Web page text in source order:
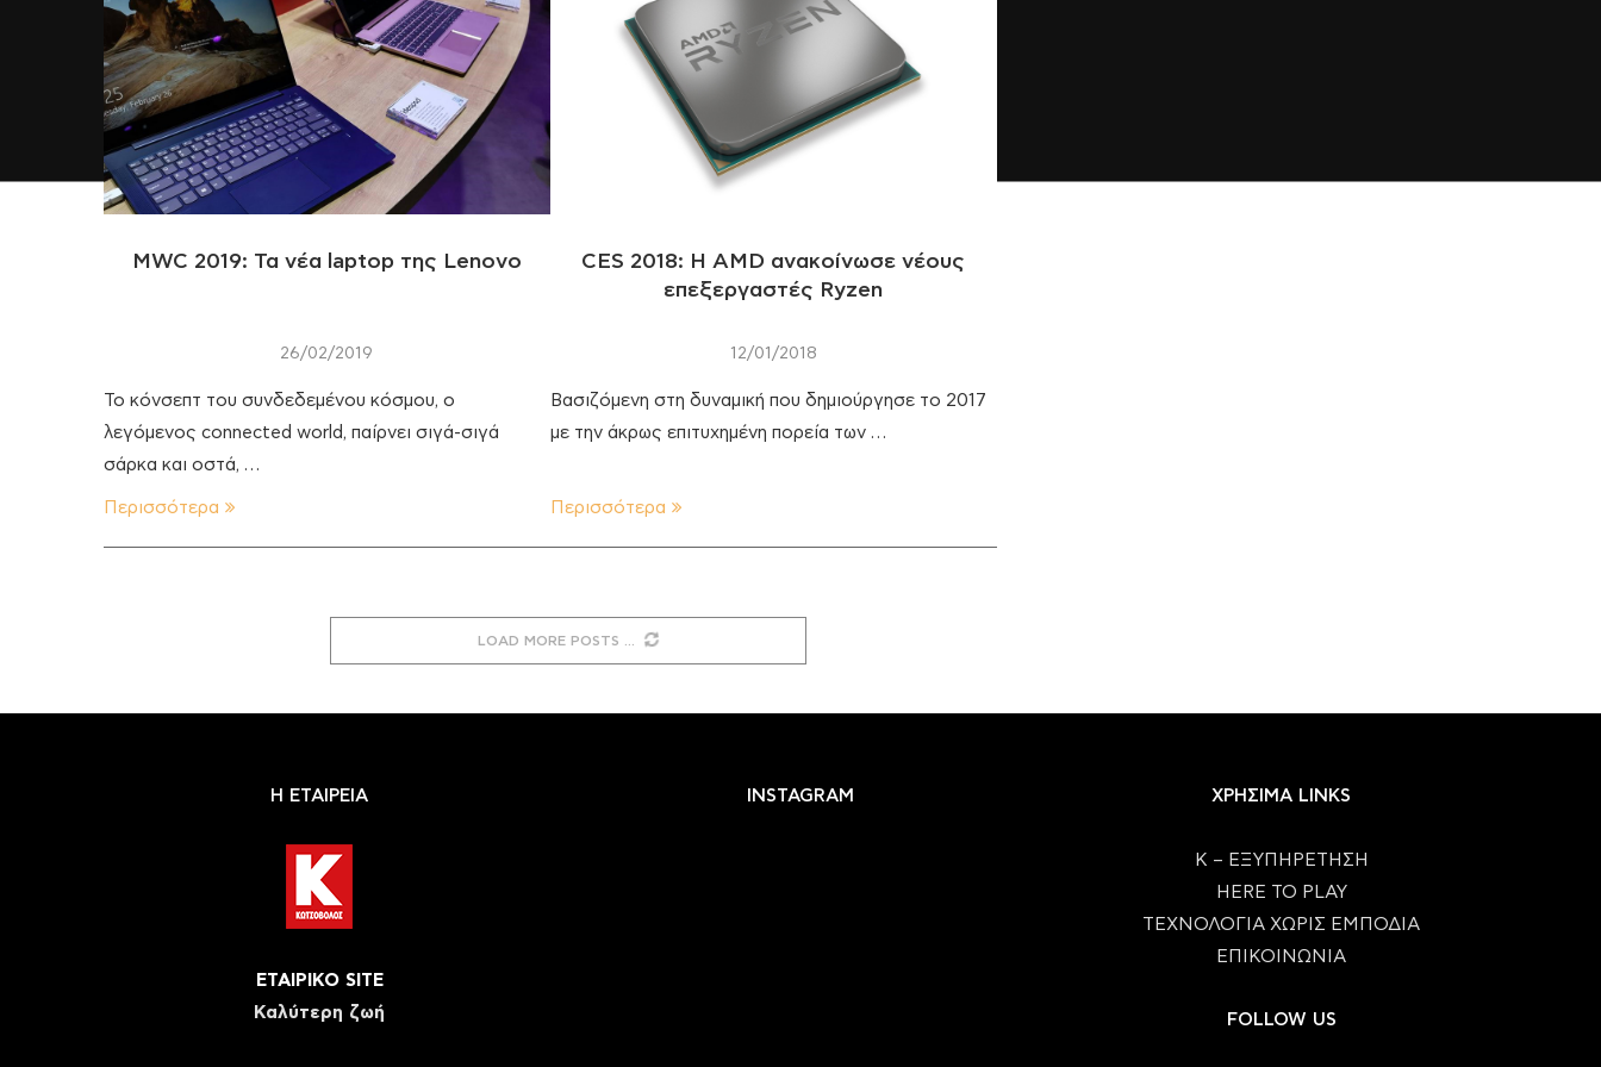
MWC 2019: Τα νέα laptop της Lenovo
26/02/2019
Το κόνσεπτ του συνδεδεμένου κόσμου, ο
λεγόμενος connected world, παίρνει σιγά-σιγά
σάρκα και οστά, …
Περισσότερα
CES 2018: H AMD ανακοίνωσε νέους
επεξεργαστές Ryzen
12/01/2018
Βασιζόμενη στη δυναμική που δημιούργησε το 2017
με την άκρως επιτυχημένη πορεία των …
Περισσότερα
LOAD MORE POSTS
Η ΕΤΑΙΡΕΙΑ
ΕΤΑΙΡΙΚΟ SITE
Καλύτερη ζωή
INSTAGRAM ΧΡΗΣΙΜΑ LINKS
Κ – ΕΞΥΠΗΡΕΤΗΣΗ
HERE TO PLAY
ΤΕΧΝΟΛΟΓΙΑ ΧΩΡΙΣ ΕΜΠΟΔΙΑ
ΕΠΙΚΟΙΝΩΝΙΑ
FOLLOW US